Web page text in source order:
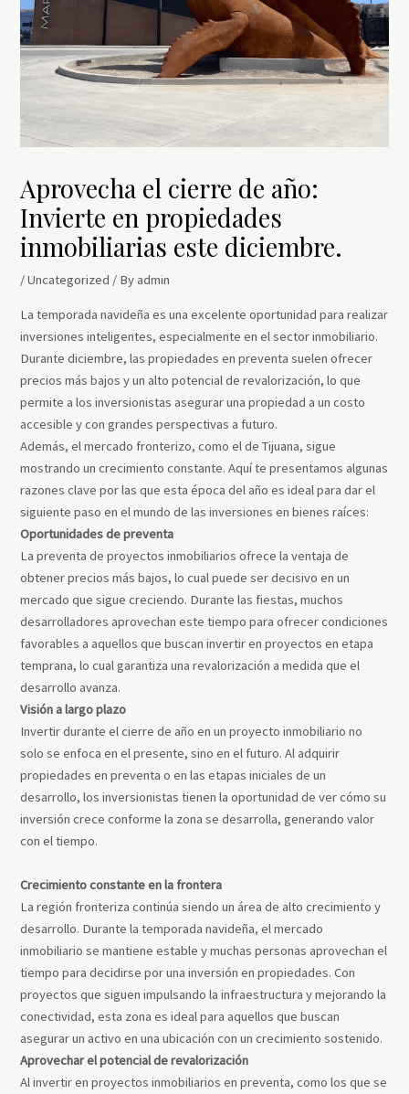
Aprovecha el cierre de año:
Invierte en propiedades
inmobiliarias este diciembre.
/Uncategorized / By admin
La temporada navideña es una excelente oportunidad para realizar
inversiones inteligentes, especialmente en el sector inmobiliario.
Durante diciembre, las propiedades en preventa suelen ofrecer
precios más bajos y un alto potencial de revalorización, lo que
permite a los inversionistas asegurar una propiedad a un costo
accesible y con grandes perspectivas a futuro.
Además, el mercado fronterizo, como el de Tijuana, sigue
mostrando un crecimiento constante. Aquí te presentamos algunas
razones clave por las que esta época del año es ideal para dar el
siguiente paso en el mundo de las inversiones en bienes raíces:
Oportunidades de preventa
La preventa de proyectos inmobiliarios ofrece la ventaja de
obtener precios más bajos, lo cual puede ser decisivo en un
mercado que sigue creciendo. Durante las fiestas, muchos
desarrolladores aprovechan este tiempo para ofrecer condiciones
favorables a aquellos que buscan invertir en proyectos en etapa
temprana, lo cual garantiza una revalorización a medida que el
desarrollo avanza.
Visión a largo plazo
Invertir durante el cierre de año en un proyecto inmobiliario no
solo se enfoca en el presente, sino en el futuro. Al adquirir
propiedades en preventa o en las etapas iniciales de un
desarrollo, los inversionistas tienen la oportunidad de ver cómo su
inversión crece conforme la zona se desarrolla, generando valor
con el tiempo.
Crecimiento constante en la frontera
La región fronteriza continúa siendo un área de alto crecimiento y
desarrollo. Durante la temporada navideña, el mercado
inmobiliario se mantiene estable y muchas personas aprovechan el
tiempo para decidirse por una inversión en propiedades. Con
proyectos que siguen impulsando la infraestructura y mejorando la
conectividad, esta zona es ideal para aquellos que buscan
asegurar un activo en una ubicación con un crecimiento sostenido.
Aprovechar el potencial de revalorización
Al invertir en proyectos inmobiliarios en preventa, como los que se